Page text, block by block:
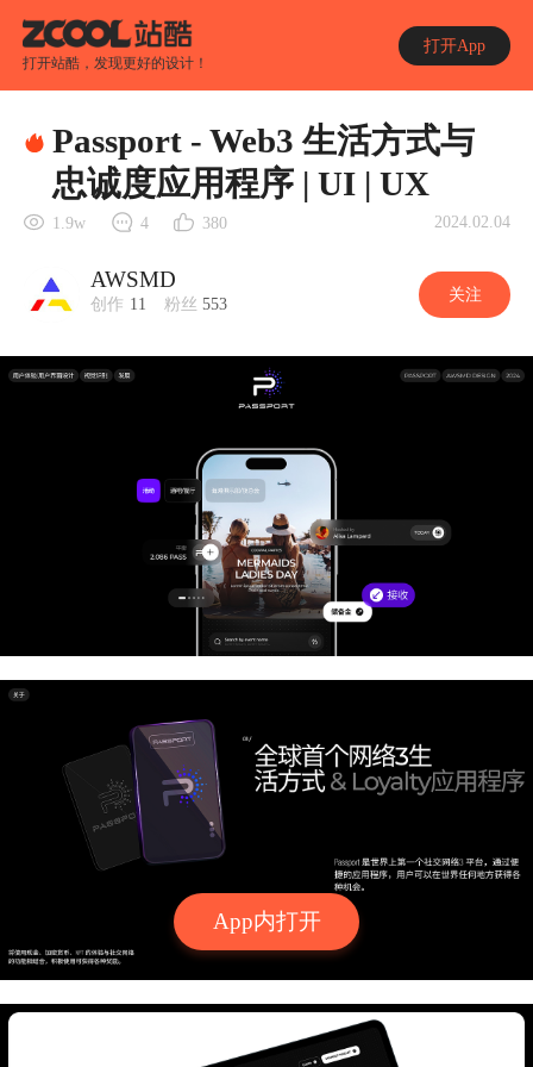
打开站酷，发现更好的设计！
打开App
App内打开
Passport - Web3 生活方式与
忠诚度应用程序 | UI | UX
1.9w 4 380 2024.02.04
AWSMD
创作 11 粉丝 553 关注